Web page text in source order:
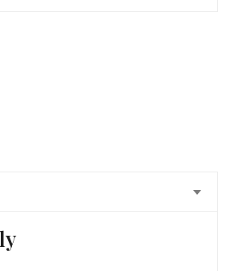
de sanatate ,frumusete si